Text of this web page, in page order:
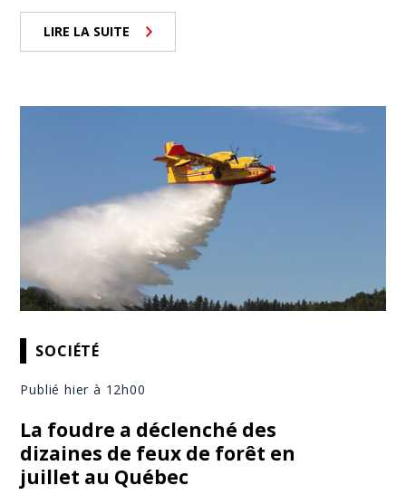
LIRE LA SUITE
SOCIÉTÉ
Publié hier à 12h00
La foudre a déclenché des
dizaines de feux de forêt en
juillet au Québec